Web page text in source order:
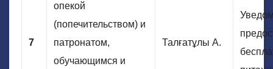
7
опекой
(попечительством) и
патронатом,
обучающимся и
Талғатұлы А.